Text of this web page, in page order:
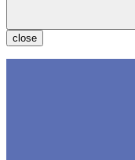
close